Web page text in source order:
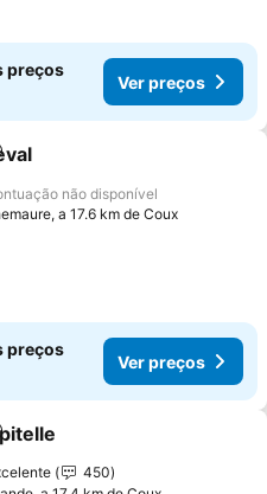
preços
Ver preços
aos favoritos
não disponível
a 17.6 km de Coux
preços
Ver preços
aos favoritos
450